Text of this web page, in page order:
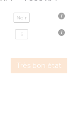
Noir
S
Très bon état